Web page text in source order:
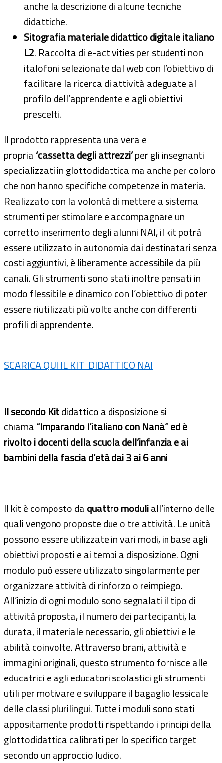
anche la descrizione di alcune tecniche
didattiche.
Sitografia materiale didattico digitale italiano
L2. Raccolta di e-activities per studenti non
italofoni selezionate dal web con l’obiettivo di
facilitare la ricerca di attività adeguate al
profilo dell’apprendente e agli obiettivi
prescelti.
Il prodotto rappresenta una vera e
propria‘cassetta degli attrezzi’per gli insegnanti
specializzati in glottodidattica ma anche per coloro
che non hanno specifiche competenze in materia.
Realizzato con la volontà di mettere a sistema
strumenti per stimolare e accompagnare un
corretto inserimento degli alunni NAI, il kit potrà
essere utilizzato in autonomia dai destinatari senza
costi aggiuntivi, è liberamente accessibile da più
canali. Gli strumenti sono stati inoltre pensati in
modo flessibile e dinamico con l’obiettivo di poter
essere riutilizzati più volte anche con differenti
profili di apprendente.
SCARICA QUI IL KIT DIDATTICO NAI
Il secondo Kitdidattico a disposizione si
chiama“Imparando l’italiano con Nanà” ed è
rivolto i docenti della scuola dell’infanzia e ai
bambini della fascia d’età dai 3 ai 6 anni
Il kit è composto daquattro moduliall’interno delle
quali vengono proposte due o tre attività. Le unità
possono essere utilizzate in vari modi, in base agli
obiettivi proposti e ai tempi a disposizione. Ogni
modulo può essere utilizzato singolarmente per
organizzare attività di rinforzo o reimpiego.
All’inizio di ogni modulo sono segnalati il tipo di
attività proposta, il numero dei partecipanti, la
durata, il materiale necessario, gli obiettivi e le
abilità coinvolte. Attraverso brani, attività e
immagini originali, questo strumento fornisce alle
educatrici e agli educatori scolastici gli strumenti
utili per motivare e sviluppare il bagaglio lessicale
delle classi plurilingui. Tutte i moduli sono stati
appositamente prodotti rispettando i principi della
glottodidattica calibrati per lo specifico target
secondo un approccio ludico.